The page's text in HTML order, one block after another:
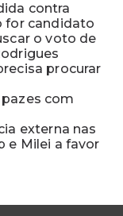
contra
for candidato
o voto de
procurar
com
externa nas
e Milei a favor